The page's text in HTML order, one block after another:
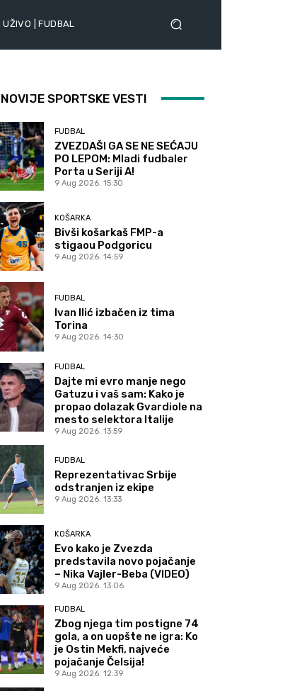
UŽIVO | FUDBAL
SPORTSKE VESTI
FUDBAL
ZVEZDAŠI GA SE NE SEĆAJU
PO LEPOM: Mladi fudbaler
Porta u Seriji A!
9 Aug 2026. 15:30
KOŠARKA
Bivši košarkaš FMP-a
stigaou Podgoricu
9 Aug 2026. 14:59
FUDBAL
Ivan Ilić izbačen iz tima
Torina
9 Aug 2026. 14:30
FUDBAL
Dajte mi evro manje nego
Gatuzu i vaš sam: Kako je
propao dolazak Gvardiole na
mesto selektora Italije
9 Aug 2026. 13:59
FUDBAL
Reprezentativac Srbije
odstranjen iz ekipe
9 Aug 2026. 13:33
KOŠARKA
Evo kako je Zvezda
predstavila novo pojačanje
– Nika Vajler-Beba (VIDEO)
9 Aug 2026. 13:06
FUDBAL
Zbog njega tim postigne 74
gola, a on uopšte ne igra: Ko
je Ostin Mekfi, najveće
pojačanje Čelsija!
9 Aug 2026. 12:39